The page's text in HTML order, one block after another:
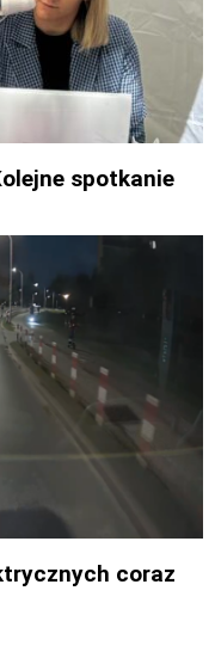
spotkanie
coraz